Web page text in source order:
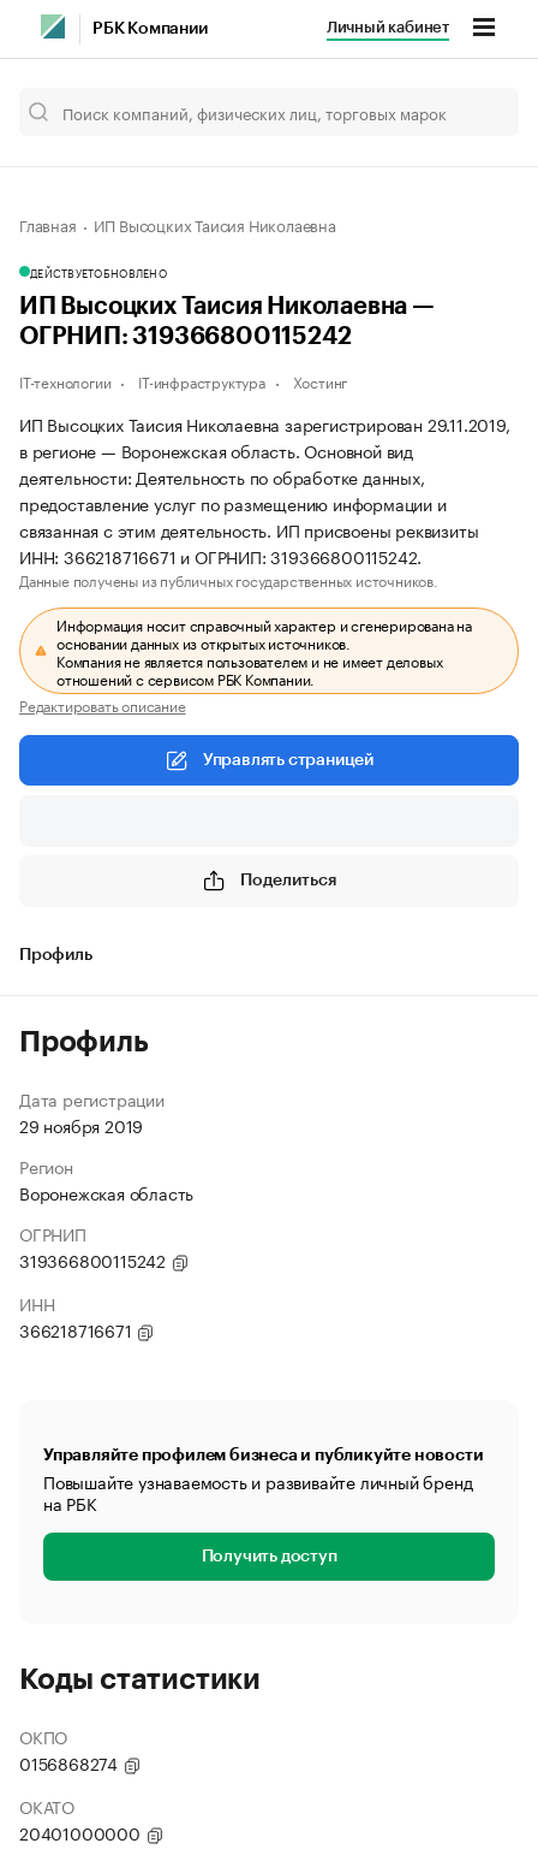
РБК Компании Личный кабинет
Главная ИП Высоцких Таисия Николаевна
ДЕЙСТВУЕТОБНОВЛЕНО
ИП Высоцких Таисия Николаевна —
ОГРНИП: 319366800115242
IT-технологии IT-инфраструктура Хостинг
ИП Высоцких Таисия Николаевна зарегистрирован 29.11.2019,
в регионе — Воронежская область. Основной вид
деятельности: Деятельность по обработке данных,
предоставление услуг по размещению информации и
связанная с этим деятельность. ИП присвоены реквизиты
ИНН: 366218716671 и ОГРНИП: 319366800115242.
Данные получены из публичных государственных источников.
Информация носит справочный характер и сгенерирована на
основании данных из открытых источников.
Компания не является пользователем и не имеет деловых
отношений с сервисом РБК Компании.
Редактировать описание
Управлять страницей
Поделиться
Профиль
Профиль
Дата регистрации
29 ноября 2019
Регион
Воронежская область
ОГРНИП
319366800115242
ИНН
366218716671
Управляйте профилем бизнеса и публикуйте новости
Повышайте узнаваемость и развивайте личный бренд
на РБК
Получить доступ
Коды статистики
ОКПО
0156868274
ОКАТО
20401000000